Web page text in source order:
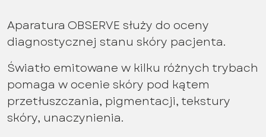
Aparatura OBSERVE służy do oceny
diagnostycznej stanu skóry pacjenta.
Światło emitowane w kilku różnych trybach
pomaga w ocenie skóry pod kątem
przetłuszczania, pigmentacji, tekstury
skóry, unaczynienia.